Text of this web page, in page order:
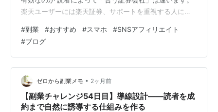
楽天ユーザーには楽天証券、サポートを重視する人には
を提示することで「自分に合ったものを選べた」という
満足感が生まれ、成約率が上がります。 複数社を紹介す
る記事パターン パターン①：用途別おすすめ記事 「目
的別に選ぶ証券会社——初心者・積立重視・株取引した
い人向け」という切り口で3社それぞれに合うユーザーを
提示します。 パターン②：複数口…
#副業 #おすすめ #スマホ #SNSアフィリエイト
#ブログ
ゼロから副業メモ • 2ヶ月前
【副業チャレンジ54日目】導線設計——読者を成
約まで自然に誘導する仕組みを作る